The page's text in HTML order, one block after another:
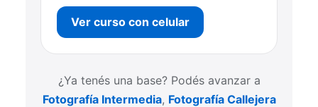
Ver curso con celular
¿Ya tenés una base? Podés avanzar a
Fotografía Intermedia, Fotografía Callejera